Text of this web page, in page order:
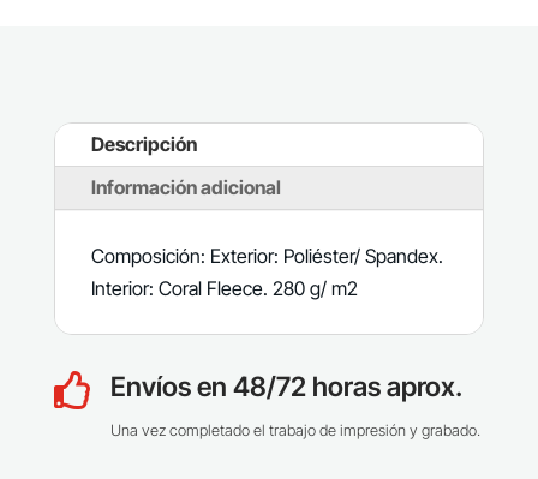
Descripción
Información adicional
Composición: Exterior: Poliéster/ Spandex.
Interior: Coral Fleece. 280 g/ m2
 Envíos en 48/72 horas aprox.
Una vez completado el trabajo de impresión y grabado.